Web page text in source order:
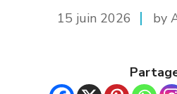
15 juin 2026 by